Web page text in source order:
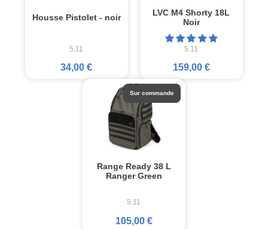
Housse Pistolet - noir
5.11
34,00 €
LVC M4 Shorty 18L
Noir
5.11
159,00 €
Range Ready 38 L
Ranger Green
5.11
105,00 €
Sur commande